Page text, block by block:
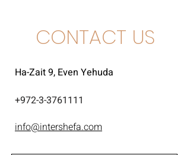
CONTACT US
Ha-Zait 9, Even Yehuda
972-3-3761111
+
info@intershefa.com